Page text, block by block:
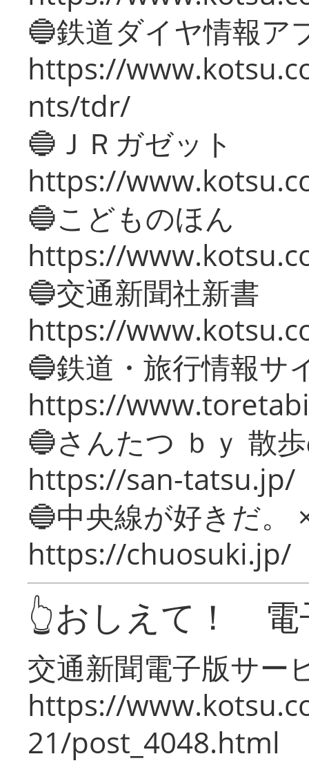
🔵鉄道ダイヤ情報ア
https://
nts/tdr/
🔵ＪＲガゼット
https://
🔵こどものほん
https://
🔵交通新聞社新書
https://
🔵鉄道・旅行情報サ
https://
🔵さんたつ ｂｙ 散
https://san-tatsu.jp/
🔵中央線が好きだ。
https://chuosuki.jp/
👆おしえて！ 電
交通新聞電子版サー
https://
21/post_4048.html